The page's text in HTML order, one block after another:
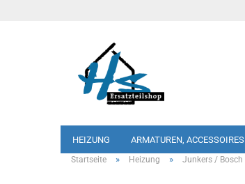
HEIZUNG ARMATUREN, ACCESSOIRES
Startseite » Heizung » Junkers / Bosch